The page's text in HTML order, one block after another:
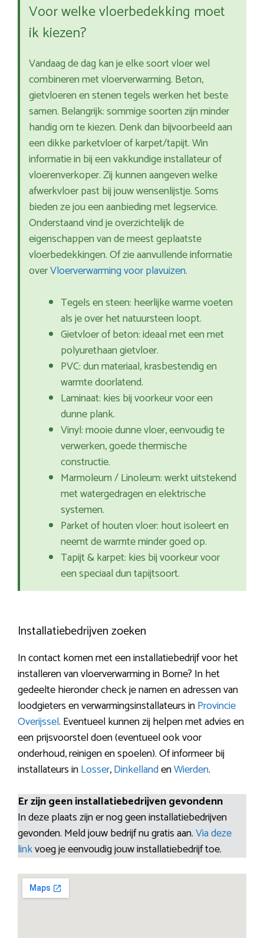
Voor welke vloerbedekking moet
ik kiezen?
Vandaag de dag kan je elke soort vloer wel
combineren met vloerverwarming. Beton,
gietvloeren en stenen tegels werken het beste
samen. Belangrijk: sommige soorten zijn minder
handig om te kiezen. Denk dan bijvoorbeeld aan
een dikke parketvloer of karpet/tapijt. Win
informatie in bij een vakkundige installateur of
vloerenverkoper. Zij kunnen aangeven welke
afwerkvloer past bij jouw wensenlijstje. Soms
bieden ze jou een aanbieding met legservice.
Onderstaand vind je overzichtelijk de
eigenschappen van de meest geplaatste
vloerbedekkingen. Of zie aanvullende informatie
overVloerverwarming voor plavuizen.
Tegels en steen: heerlijke warme voeten
als je over het natuursteen loopt.
Gietvloer of beton: ideaal met een met
polyurethaan gietvloer.
PVC: dun materiaal, krasbestendig en
warmte doorlatend.
Laminaat: kies bij voorkeur voor een
dunne plank.
Vinyl: mooie dunne vloer, eenvoudig te
verwerken, goede thermische
constructie.
Marmoleum / Linoleum: werkt uitstekend
met watergedragen en elektrische
systemen.
Parket of houten vloer: hout isoleert en
neemt de warmte minder goed op.
Tapijt & karpet: kies bij voorkeur voor
een speciaal dun tapijtsoort.
Installatiebedrijven zoeken
In contact komen met een installatiebedrijf voor het
installeren van vloerverwarming in Borne? In het
gedeelte hieronder check je namen en adressen van
loodgieters en verwarmingsinstallateurs inProvincie
Overijssel. Eventueel kunnen zij helpen met advies en
een prijsvoorstel doen (eventueel ook voor
onderhoud, reinigen en spoelen). Of informeer bij
installateurs inLosser,DinkellandenWierden.
Er zijn geen installatiebedrijven gevondenn
In deze plaats zijn er nog geen installatiebedrijven
gevonden. Meld jouw bedrijf nu gratis aan.Via deze
linkvoeg je eenvoudig jouw installatiebedrijf toe.